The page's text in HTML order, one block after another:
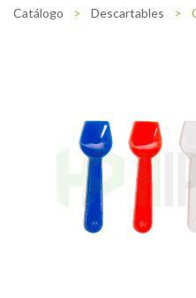
Catálogo > Descartables >